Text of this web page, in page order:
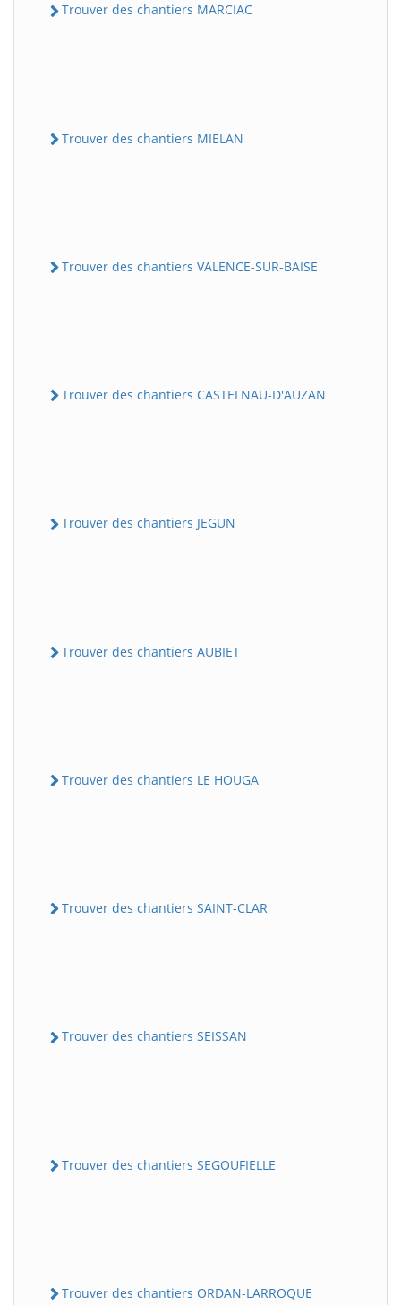
Trouver des chantiers MARCIAC
Trouver des chantiers MIELAN
Trouver des chantiers VALENCE-SUR-BAISE
Trouver des chantiers CASTELNAU-D'AUZAN
Trouver des chantiers JEGUN
Trouver des chantiers AUBIET
Trouver des chantiers LE HOUGA
Trouver des chantiers SAINT-CLAR
Trouver des chantiers SEISSAN
Trouver des chantiers SEGOUFIELLE
Trouver des chantiers ORDAN-LARROQUE